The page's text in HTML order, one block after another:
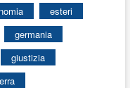
esteri
germania
giustizia